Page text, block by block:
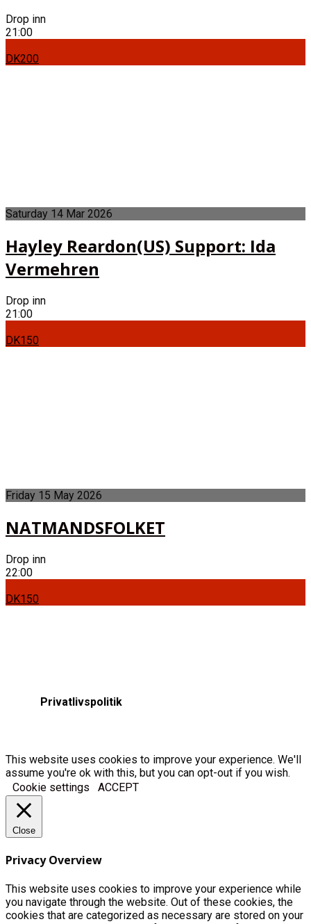
Drop inn
21:00
DK200
Saturday 14 Mar 2026
Hayley Reardon(US) Support: Ida
Vermehren
Drop inn
21:00
DK150
Friday 15 May 2026
NATMANDSFOLKET
Drop inn
22:00
DK150
Privatlivspolitik
This website uses cookies to improve your experience. We'll
assume you're ok with this, but you can opt-out if you wish.
Cookie settings
ACCEPT
Close
Privacy Overview
This website uses cookies to improve your experience while
you navigate through the website. Out of these cookies, the
cookies that are categorized as necessary are stored on your